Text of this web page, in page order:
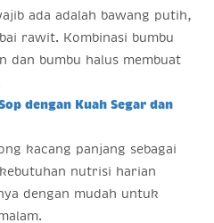
ada adalah bawang putih,
rawit. Kombinasi bumbu
dan bumbu halus membuat
dengan Kuah Segar dan
kacang panjang sebagai
nutrisi harian
dengan mudah untuk